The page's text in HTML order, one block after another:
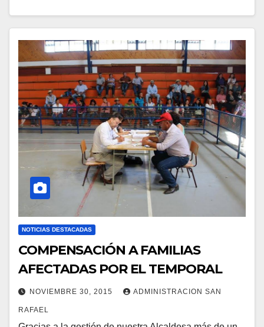
NOTICIAS DESTACADAS
COMPENSACIÓN A FAMILIAS
AFECTADAS POR EL TEMPORAL
NOVIEMBRE 30, 2015 ADMINISTRACION SAN
RAFAEL